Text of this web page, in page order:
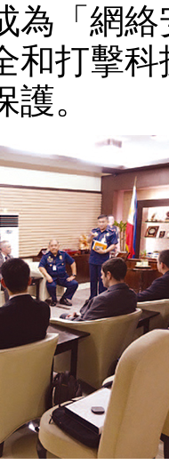
為「網
和打擊
。